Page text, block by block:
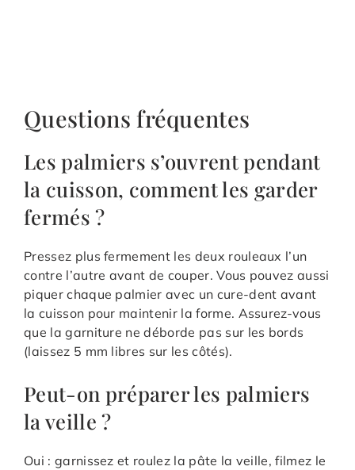
Questions fréquentes
Les palmiers s’ouvrent pendant
la cuisson, comment les garder
fermés ?
Pressez plus fermement les deux rouleaux l’un
contre l’autre avant de couper. Vous pouvez aussi
piquer chaque palmier avec un cure-dent avant
la cuisson pour maintenir la forme. Assurez-vous
que la garniture ne déborde pas sur les bords
(laissez 5 mm libres sur les côtés).
Peut-on préparer les palmiers
la veille ?
Oui : garnissez et roulez la pâte la veille, filmez le